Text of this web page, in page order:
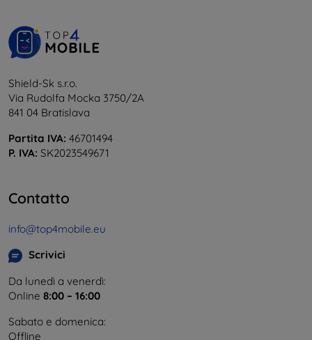
Shield-Sk s.r.o.
Via Rudolfa Mocka 3750/2A
841 04 Bratislava
Partita IVA: 46701494
P. IVA: SK2023549671
Contatto
info@top4mobile.eu
Scrivici
Da lunedì a venerdì:
Online 8:00 – 16:00
Sabato e domenica:
Offline